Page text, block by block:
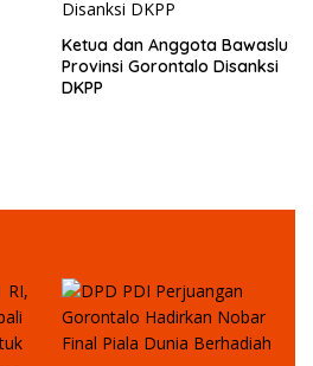
Ketua dan Anggota Bawaslu
Provinsi Gorontalo Disanksi
DKPP